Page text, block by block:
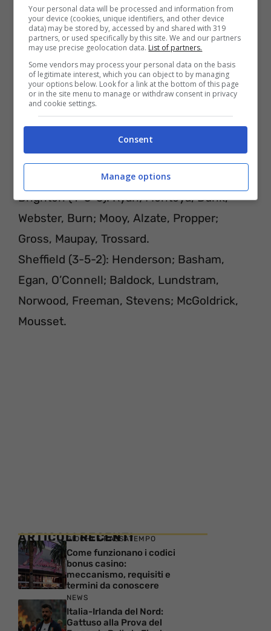
PROBABILI FORMAZIONI
Brighton (4-3-3): Ryan; Montoya, Dunk,
Webster, Burn; Mooy, Alzate, Propper;
Gross, Maupay, Trossard.
Sheffield (3-5-2): Henderson; Basham,
Egan, O’Connell; Baldock, Lundstram,
Norwood, Freeman, Stevens; McGoldrick,
Mousset.
ARTICOLI RECENTI
GIOCHI E PASSATEMPO
Come funzionano i codici
bonus casino:
meccanismo, requisiti e
termini da conoscere
NEWS
Italia-Irlanda del Nord:
Gattuso alla Prova del
Your personal data will be processed and information from
your device (cookies, unique identifiers, and other device
data) may be stored by, accessed by and shared with 319
partners, or used specifically by this site. We and our partners
may use precise geolocation data. List of partners.
Some vendors may process your personal data on the basis
of legitimate interest, which you can object to by managing
your options below. Look for a link at the bottom of this page
or in the site menu to manage or withdraw consent in privacy
and cookie settings.
Consent
Manage options